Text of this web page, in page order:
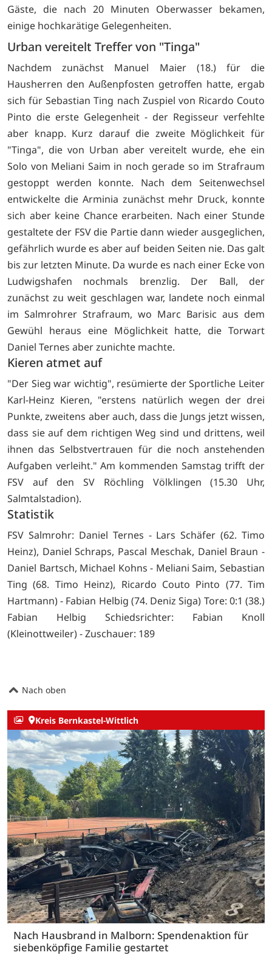
Gäste, die nach 20 Minuten Oberwasser bekamen,
einige hochkarätige Gelegenheiten.
Urban vereitelt Treffer von "Tinga"
Nachdem zunächst Manuel Maier (18.) für die
Hausherren den Außenpfosten getroffen hatte, ergab
sich für Sebastian Ting nach Zuspiel von Ricardo Couto
Pinto die erste Gelegenheit - der Regisseur verfehlte
aber knapp. Kurz darauf die zweite Möglichkeit für
"Tinga", die von Urban aber vereitelt wurde, ehe ein
Solo von Meliani Saim in noch gerade so im Strafraum
gestoppt werden konnte. Nach dem Seitenwechsel
entwickelte die Arminia zunächst mehr Druck, konnte
sich aber keine Chance erarbeiten. Nach einer Stunde
gestaltete der FSV die Partie dann wieder ausgeglichen,
gefährlich wurde es aber auf beiden Seiten nie. Das galt
bis zur letzten Minute. Da wurde es nach einer Ecke von
Ludwigshafen nochmals brenzlig. Der Ball, der
zunächst zu weit geschlagen war, landete noch einmal
im Salmrohrer Strafraum, wo Marc Barisic aus dem
Gewühl heraus eine Möglichkeit hatte, die Torwart
Daniel Ternes aber zunichte machte.
Kieren atmet auf
"Der Sieg war wichtig", resümierte der Sportliche Leiter
Karl-Heinz Kieren, "erstens natürlich wegen der drei
Punkte, zweitens aber auch, dass die Jungs jetzt wissen,
dass sie auf dem richtigen Weg sind und drittens, weil
ihnen das Selbstvertrauen für die noch anstehenden
Aufgaben verleiht." Am kommenden Samstag trifft der
FSV auf den SV Röchling Völklingen (15.30 Uhr,
Salmtalstadion).
Statistik
FSV Salmrohr: Daniel Ternes - Lars Schäfer (62. Timo
Heinz), Daniel Schraps, Pascal Meschak, Daniel Braun -
Daniel Bartsch, Michael Kohns - Meliani Saim, Sebastian
Ting (68. Timo Heinz), Ricardo Couto Pinto (77. Tim
Hartmann) - Fabian Helbig (74. Deniz Siga) Tore: 0:1 (38.)
Fabian Helbig Schiedsrichter: Fabian Knoll
(Kleinottweiler) - Zuschauer: 189
Nach oben
Kreis Bernkastel-Wittlich
Nach Hausbrand in Malborn: Spendenaktion für
siebenköpfige Familie gestartet